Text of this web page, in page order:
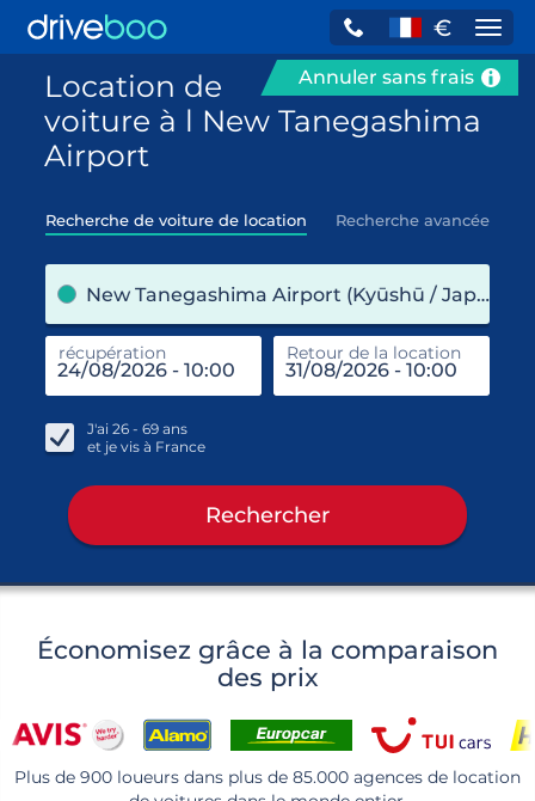
€
Annuler sans frais
Location de
voiture à l New Tanegashima
Airport
Recherche de voiture de location Recherche avancée
New Tanegashima Airport (Kyūshū / Japon)
récupération Retour de la location
J'ai 26 - 69 ans
et je vis à France
Rechercher
Économisez grâce à la comparaison
des prix
Plus de 900 loueurs dans plus de 85.000 agences de location